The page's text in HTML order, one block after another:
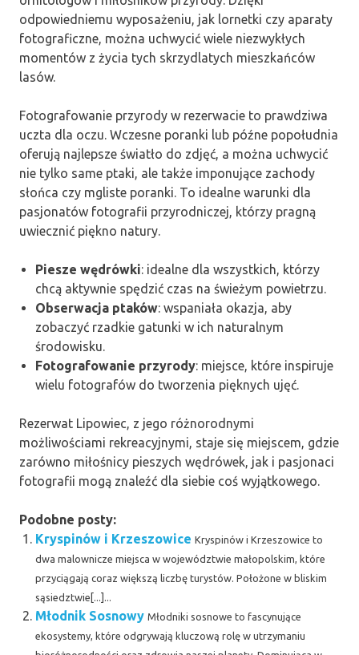
odpowiedniemu wyposażeniu, jak lornetki czy aparaty
fotograficzne, można uchwycić wiele niezwykłych
momentów z życia tych skrzydlatych mieszkańców
lasów.
Fotografowanie przyrody w rezerwacie to prawdziwa
uczta dla oczu. Wczesne poranki lub późne popołudnia
oferują najlepsze światło do zdjęć, a można uchwycić
nie tylko same ptaki, ale także imponujące zachody
słońca czy mgliste poranki. To idealne warunki dla
pasjonatów fotografii przyrodniczej, którzy pragną
uwiecznić piękno natury.
Piesze wędrówki: idealne dla wszystkich, którzy
chcą aktywnie spędzić czas na świeżym powietrzu.
Obserwacja ptaków: wspaniała okazja, aby
zobaczyć rzadkie gatunki w ich naturalnym
środowisku.
Fotografowanie przyrody: miejsce, które inspiruje
wielu fotografów do tworzenia pięknych ujęć.
Rezerwat Lipowiec, z jego różnorodnymi
możliwościami rekreacyjnymi, staje się miejscem, gdzie
zarówno miłośnicy pieszych wędrówek, jak i pasjonaci
fotografii mogą znaleźć dla siebie coś wyjątkowego.
Podobne posty:
Kryspinów i Krzeszowice Kryspinów i Krzeszowice to
dwa malownicze miejsca w województwie małopolskim, które
przyciągają coraz większą liczbę turystów. Położone w bliskim
sąsiedztwie[...]...
Młodnik Sosnowy Młodniki sosnowe to fascynujące
ekosystemy, które odgrywają kluczową rolę w utrzymaniu